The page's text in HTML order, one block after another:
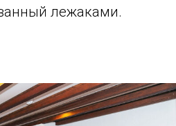
лежаками.